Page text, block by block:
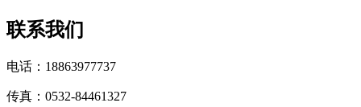
联系我们
电话：18863977737
传真：0532-84461327